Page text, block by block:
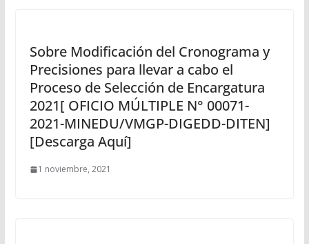
Sobre Modificación del Cronograma y
Precisiones para llevar a cabo el
Proceso de Selección de Encargatura
2021[ OFICIO MÚLTIPLE N° 00071-
2021-MINEDU/VMGP-DIGEDD-DITEN]
[Descarga Aquí]
1 noviembre, 2021